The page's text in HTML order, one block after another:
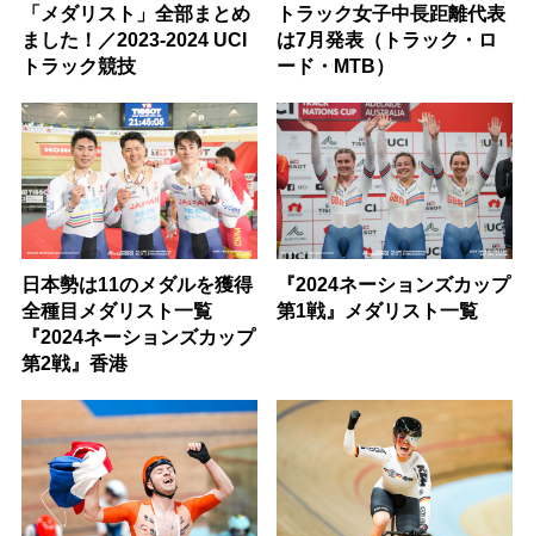
「メダリスト」全部まとめ
ました！／2023-2024 UCI
トラック競技
トラック女子中長距離代表
は7月発表（トラック・ロ
ード・MTB）
日本勢は11のメダルを獲得
全種目メダリスト一覧
『2024ネーションズカップ
第2戦』香港
『2024ネーションズカップ
第1戦』メダリスト一覧